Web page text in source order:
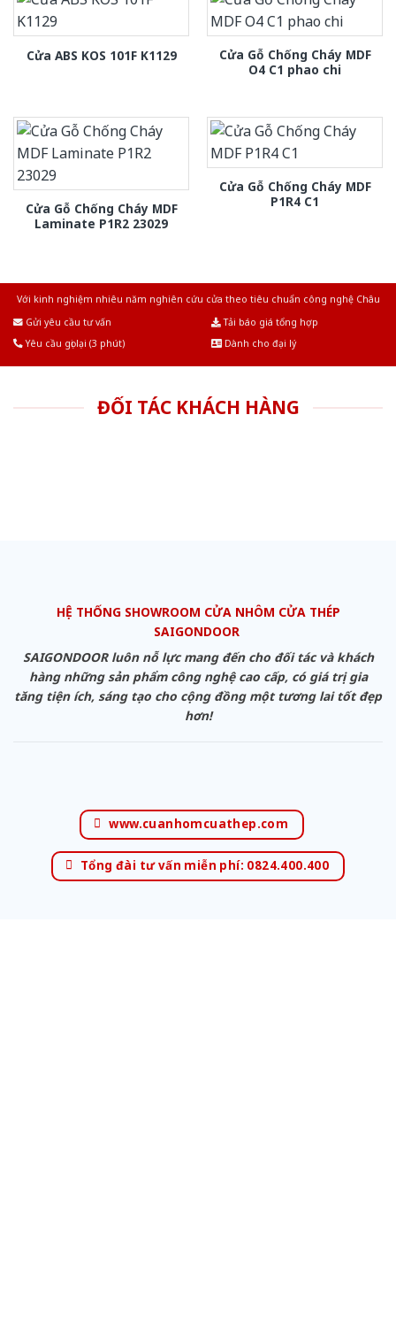
Cửa ABS KOS 101F K1129
Cửa Gỗ Chống Cháy MDF
O4 C1 phao chi
Cửa Gỗ Chống Cháy MDF
Laminate P1R2 23029
Cửa Gỗ Chống Cháy MDF
P1R4 C1
Với kinh nghiệm nhiêu năm nghiên cứu cửa theo tiêu chuẩn công nghệ Châu
Gửi yêu cầu tư vấn
Tải báo giá tổng hợp
Yêu cầu gọi lại (3 phút)
Dành cho đại lý
ĐỐI TÁC KHÁCH HÀNG
HỆ THỐNG SHOWROOM CỬA NHÔM CỬA THÉP
SAIGONDOOR
SAIGONDOOR luôn nỗ lực mang đến cho đối tác và khách
hàng những sản phẩm công nghệ cao cấp, có giá trị gia
tăng tiện ích, sáng tạo cho cộng đồng một tương lai tốt đẹp
hơn!
www.cuanhomcuathep.com
Tổng đài tư vấn miễn phí: 0824.400.400